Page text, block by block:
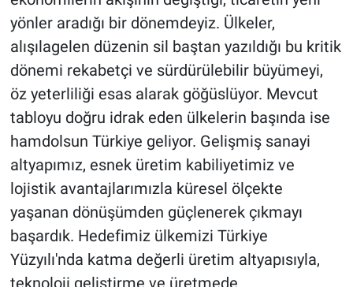
yönler aradığı bir dönemdeyiz. Ülkeler,
alışılagelen düzenin sil baştan yazıldığı bu kritik
dönemi rekabetçi ve sürdürülebilir büyümeyi,
öz yeterliliği esas alarak göğüslüyor. Mevcut
tabloyu doğru idrak eden ülkelerin başında ise
hamdolsun Türkiye geliyor. Gelişmiş sanayi
altyapımız, esnek üretim kabiliyetimiz ve
lojistik avantajlarımızla küresel ölçekte
yaşanan dönüşümden güçlenerek çıkmayı
başardık. Hedefimiz ülkemizi Türkiye
Yüzyılı'nda katma değerli üretim altyapısıyla,